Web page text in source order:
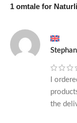
1 omtale for
I
the